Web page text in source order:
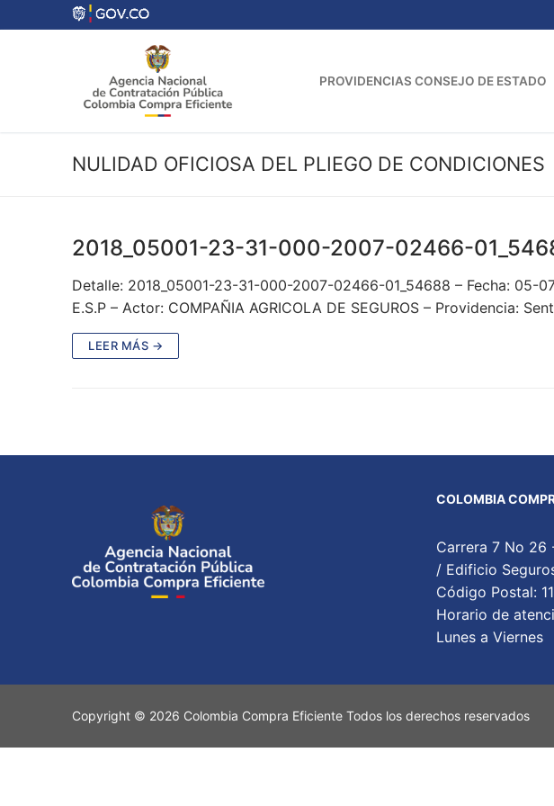
al
PROVIDENCIAS CONSEJO DE ESTADO
NULIDAD OFICIOSA DEL PLIEGO DE CONDICIONES
2018_05001-23-31-000-2007-02466-
Detalle: 2018_05001-23-31-000-2007-02466-01_54688 – Fecha: 05-
E.S.P – Actor: COMPAÑIA AGRICOLA DE SEGUROS – Providencia:
LEER MÁS →
COLOMBIA
Carrera 7 No 26
/ Edificio
Código Postal:
Horario de
Lunes a Viernes
Copyright © 2026 Colombia Compra Eficiente Todos los derechos reservados